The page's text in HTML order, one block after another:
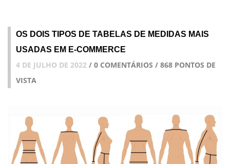
OS DOIS TIPOS DE TABELAS DE MEDIDAS MAIS
USADAS EM E-COMMERCE
4 DE JULHO DE 2022 / 0 COMENTÁRIOS / 868 PONTOS DE
VISTA